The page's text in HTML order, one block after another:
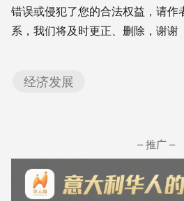
错误或侵犯了您的合法权益，请作
系，我们将及时更正、删除，谢谢
经济发展
– 推广 –